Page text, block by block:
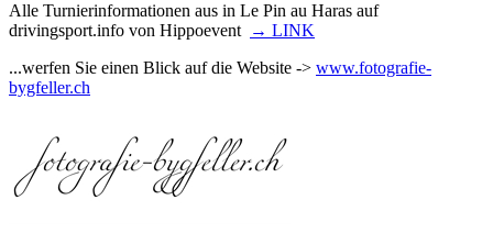
Alle Turnierinformationen aus in Le Pin au Haras auf
drivingsport.info von Hippoevent
→ LINK
...werfen Sie einen Blick auf die Website -> www.fotografie-
bygfeller.ch